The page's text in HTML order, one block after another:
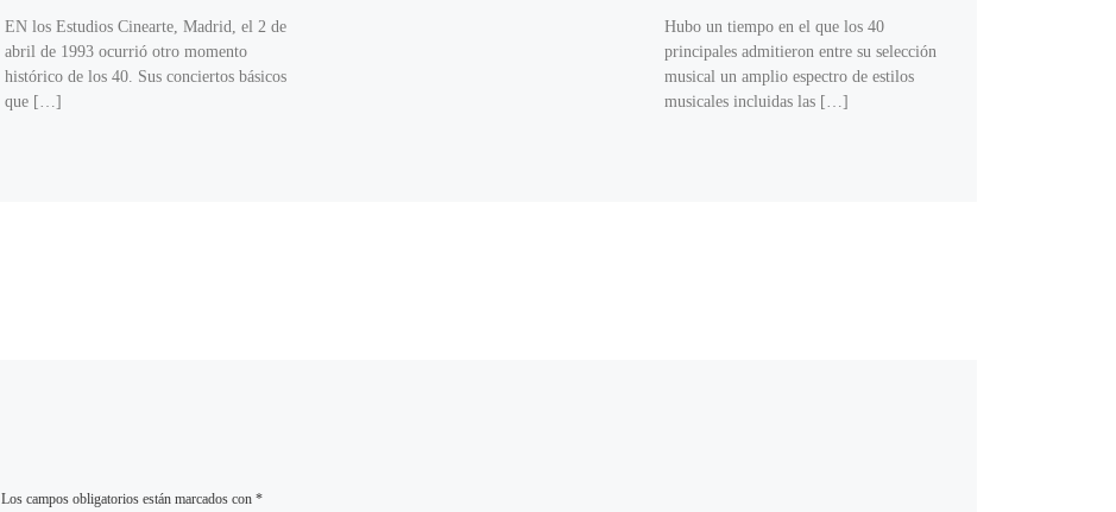
EN los Estudios Cinearte, Madrid, el 2 de
abril de 1993 ocurrió otro momento
histórico de los 40. Sus conciertos básicos
que […]
Hubo un tiempo en el que los 40
principales admitieron entre su selección
musical un amplio espectro de estilos
musicales incluidas las […]
Los campos obligatorios están marcados con *